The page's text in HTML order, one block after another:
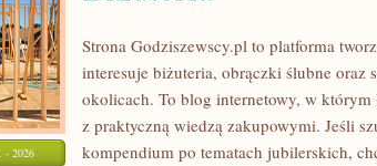
- 2026
Strona Godziszewscy.pl to platforma
interesuje biżuteria, obrączki ślubne oraz
okolicach. To blog internetowy, w którym
z praktyczną wiedzą zakupowymi. Jeśli
kompendium po tematach jubilerskich,